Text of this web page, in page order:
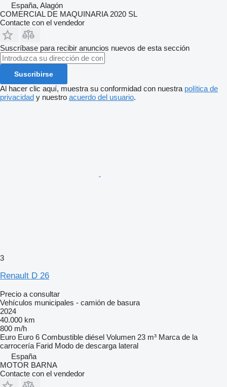
España, Alagón
COMERCIAL DE MAQUINARIA 2020 SL
Contacte con el vendedor
Suscríbase para recibir anuncios nuevos de esta sección
Suscribirse
Al hacer clic aquí, muestra su conformidad con nuestra política de
privacidad y nuestro acuerdo del usuario.
3
Renault D 26
Precio a consultar
Vehículos municipales - camión de basura
2024
40.000 km
800 m/h
Euro Euro 6 Combustible diésel Volumen 23 m³ Marca de la
carrocería Farid Modo de descarga lateral
España
MOTOR BARNA
Contacte con el vendedor